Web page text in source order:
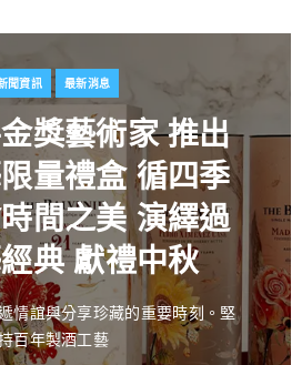
聞資訊 最新消息
獎藝術家推出
量禮盒 循四季
間之美 演繹過
典 獻禮中秋
情誼與分享珍藏的重要時刻。堅
百年製酒工藝